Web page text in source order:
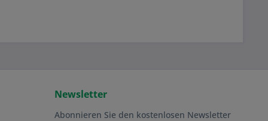
Newsletter
Abonnieren Sie den kostenlosen Newsletter